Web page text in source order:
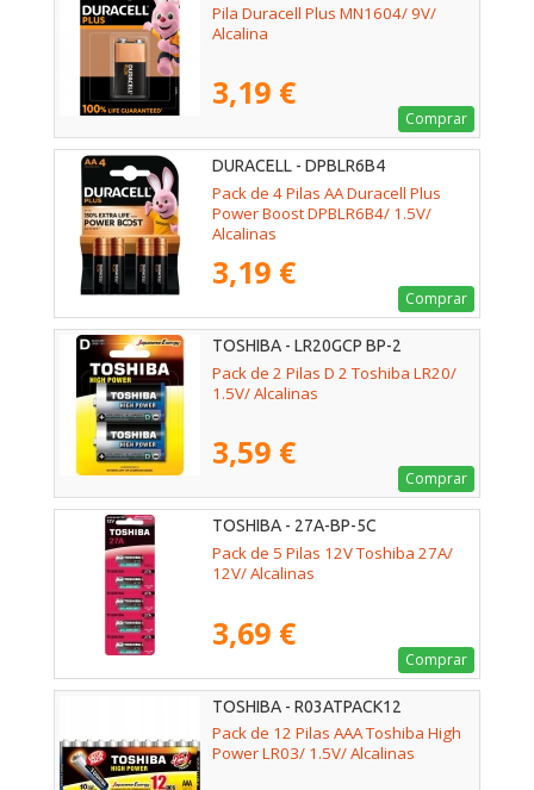
Pila Duracell Plus MN1604/ 9V/
Alcalina
3,19 €
Comprar
DURACELL - DPBLR6B4
Pack de 4 Pilas AA Duracell Plus
Power Boost DPBLR6B4/ 1.5V/
Alcalinas
3,19 €
Comprar
TOSHIBA - LR20GCP BP-2
Pack de 2 Pilas D 2 Toshiba LR20/
1.5V/ Alcalinas
3,59 €
Comprar
TOSHIBA - 27A-BP-5C
Pack de 5 Pilas 12V Toshiba 27A/
12V/ Alcalinas
3,69 €
Comprar
TOSHIBA - R03ATPACK12
Pack de 12 Pilas AAA Toshiba High
Power LR03/ 1.5V/ Alcalinas